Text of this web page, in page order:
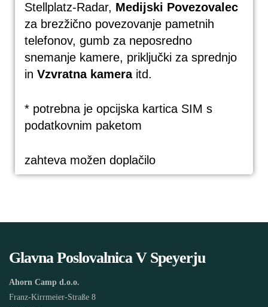
Stellplatz-Radar, Medijski Povezovalec
za brezžično povezovanje pametnih
telefonov, gumb za neposredno
snemanje kamere, priključki za sprednjo
in Vzvratna kameraitd.
* potrebna je opcijska kartica SIM s
podatkovnim paketom
zahteva možen doplačilo
Glavna Poslovalnica V Speyerju
Ahorn Camp d.o.o.
Franz-Kirrmeier-Straße 8